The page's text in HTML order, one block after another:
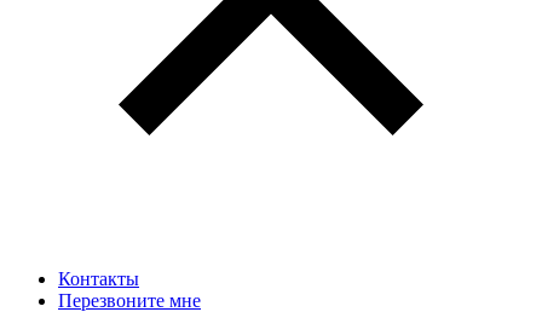
Контакты
Перезвоните мне